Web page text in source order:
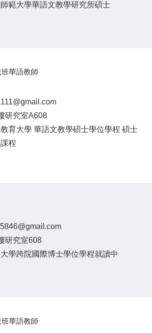
範⼤學華語⽂教學研究所碩士
華語教師
研究室A608
育大學 華語文教學碩士學位學程 碩士
程
研究室608
學跨院國際博士學位學程就讀中
華語教師